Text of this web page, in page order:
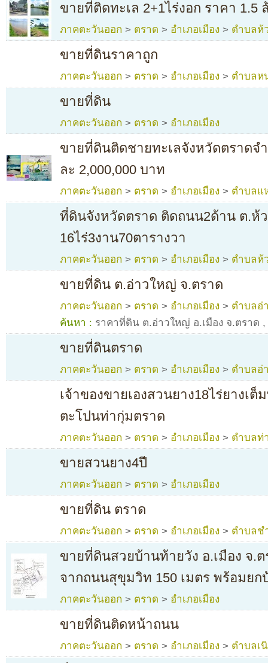
ขายที่ติดทะเล 2+1ไร่งอก ราคา 1.5
ภาคตะวันออก > ตราด > อำเภอเมือง > ตำบลห้
ขายที่ดินราคาถูก
ภาคตะวันออก > ตราด > อำเภอเมือง > ตำบลห
ขายที่ดิน
ภาคตะวันออก > ตราด > อำเภอเมือง
ขายที่ดินติดชายทะเลจังหวัดตราดจ
ละ 2,000,000 บาท
ภาคตะวันออก > ตราด > อำเภอเมือง > ตำบลแ
ที่ดินจังหวัดตราด ติดถนน2ด้าน ต.ห้
16ไร่3งาน70ตารางวา
ภาคตะวันออก > ตราด > อำเภอเมือง > ตำบลห้
ขายที่ดิน ต.อ่าวใหญ่ จ.ตราด
ภาคตะวันออก > ตราด > อำเภอเมือง > ตำบลอ่
ค้นหา : ราคาที่ดิน ต.อ่าวใหญ่ อ.เมือง จ.ตราด ,
ขายที่ดินตราด
ภาคตะวันออก > ตราด > อำเภอเมือง > ตำบลอ่
เจ้าของขายเองสวนยาง18ไร่ยางเ
ตะโปนท่ากุ่มตราด
ภาคตะวันออก > ตราด > อำเภอเมือง > ตำบลท่
ขายสวนยาง4ปี
ภาคตะวันออก > ตราด > อำเภอเมือง
ขายที่ดิน ตราด
ภาคตะวันออก > ตราด > อำเภอเมือง > ตำบลช
ขายที่ดินสวยบ้านท้ายวัง อ.เมือง จ.
จากถนนสุขุมวิท 150 เมตร พร้อมยก
ภาคตะวันออก > ตราด > อำเภอเมือง
ขายที่ดินติดหน้าถนน
ภาคตะวันออก > ตราด > อำเภอเมือง > ตำบลเ